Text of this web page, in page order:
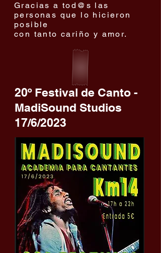
Gracias a tod@s las
personas que lo hicieron
posible
con tanto cariño y amor.
20º Festival de Canto -
MadiSound Studios
17/6/2023